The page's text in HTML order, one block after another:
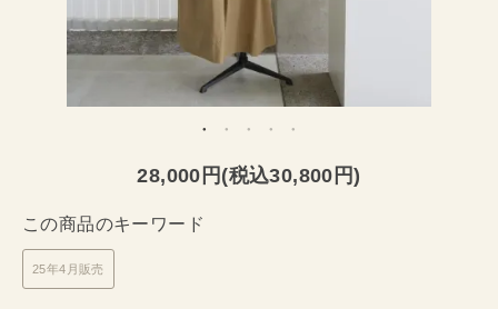
28,000円(税込30,800円)
この商品のキーワード
25年4月販売